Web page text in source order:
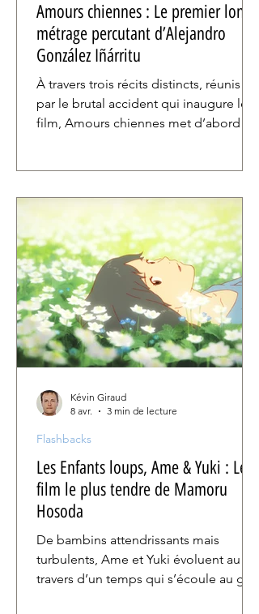
Amours chiennes : Le premier long-
métrage percutant d’Alejandro
González Iñárritu
À travers trois récits distincts, réunis
par le brutal accident qui inaugure le
film, Amours chiennes met d’abord en
Un jeune chômeur qui se découvre un
gagne-pain canin, une mannequin
déchue enfermée dans un
appartement presque hanté, un
vagabond en proie à des doutes sur
ses choix de vie : autant de
personnages qui font vivre la fresque
viscérale d’Iñárritu.
Les Enfants loups, Ame & Yuki : Le
film le plus tendre de Mamoru
Hosoda
De bambins attendrissants mais
turbulents, Ame et Yuki évoluent au
travers d’un temps qui s’écoule au gré
Flashbacks
Kévin Giraud
8 avr.
3 min de lecture